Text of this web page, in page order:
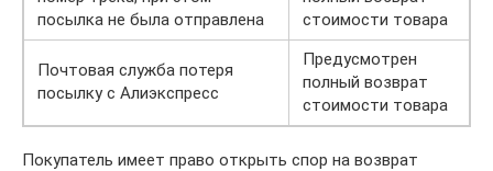
посылка не была отправлена
стоимости товара
Почтовая служба потеря
посылку с Алиэкспресс
Предусмотрен
полный возврат
стоимости товара
Покупатель имеет право открыть спор на возврат